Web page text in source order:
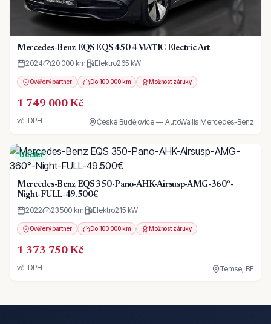
Mercedes-Benz EQS EQS 450 4MATIC Electric Art
2024 20 000 km Elektro265 kW
Ověřený partner Do 100 000 km Možnost záruky
1 749 000 Kč
vč. DPH České Budějovice — AutoWallis Mercedes-Benz
Dealer
Mercedes-Benz EQS 350-Pano-AHK-Airsusp-AMG-360°-
Night-FULL-49.500€
2022 23 500 km Elektro215 kW
Ověřený partner Do 100 000 km Možnost záruky
1 373 750 Kč
vč. DPH Temse, BE